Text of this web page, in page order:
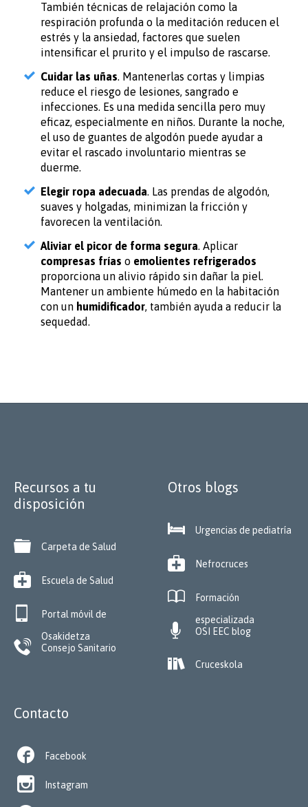
También técnicas de relajación como la
respiración profunda o la meditación reducen el
estrés y la ansiedad, factores que suelen
intensificar el prurito y el impulso de rascarse.
Cuidar las uñas. Mantenerlas cortas y limpias
reduce el riesgo de lesiones, sangrado e
infecciones. Es una medida sencilla pero muy
eficaz, especialmente en niños. Durante la noche,
el uso de guantes de algodón puede ayudar a
evitar el rascado involuntario mientras se
duerme.
Elegir ropa adecuada. Las prendas de algodón,
suaves y holgadas, minimizan la fricción y
favorecen la ventilación.
Aliviar el picor de forma segura. Aplicar
compresas frías o emolientes refrigerados
proporciona un alivio rápido sin dañar la piel.
Mantener un ambiente húmedo en la habitación
con un humidificador, también ayuda a reducir la
sequedad.
Recursos a tu
disposición
 Carpeta de Salud
 Escuela de Salud

Portal móvil de
Osakidetza
 Consejo Sanitario
Otros blogs
 Urgencias de pediatría
 Nefrocruces

Formación
especializada
 OSI EEC blog
 Cruceskola
Contacto
 Facebook
 Instagram